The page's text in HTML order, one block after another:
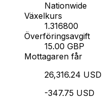
Nationwide
Växelkurs
1.316800
Överföringsavgift
15.00 GBP
Mottagaren får
26,316.24 USD
-347.75 USD